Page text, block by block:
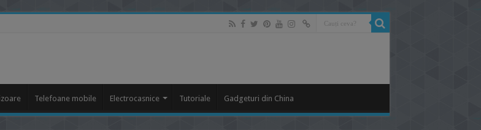
Telefoane mobile Electrocasnice Tutoriale Gadgeturi din China